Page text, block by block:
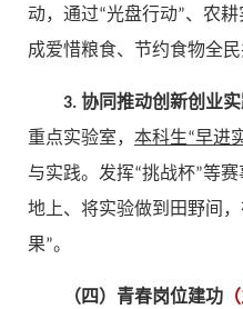
动，通过“光盘行动”、农
成爱惜粮食、节约食物全民
3. 协同推动创新创业实
重点实验室， 本科生“早进
与实践。发挥“挑战杯”等
地上、将实验做到田野间
果”。
（四）青春岗位建功